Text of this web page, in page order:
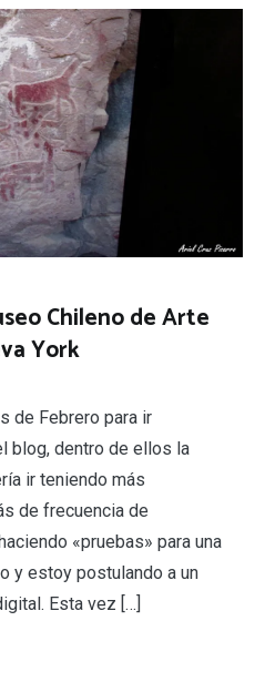
Chileno de Arte
York
de Febrero para ir
blog, dentro de ellos la
ir teniendo más
de frecuencia de
«pruebas» para una
y estoy postulando a un
Esta vez […]